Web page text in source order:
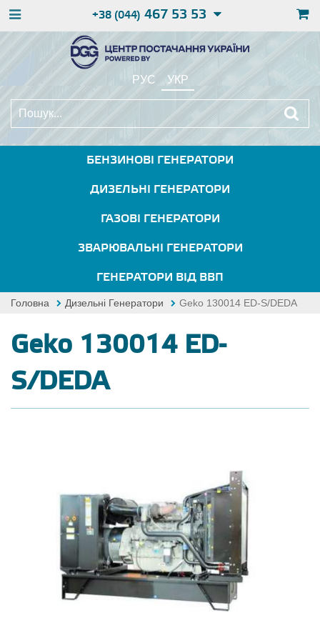
+38 (044) 467 53 53
РУС УКР
БЕНЗИНОВІ ГЕНЕРАТОРИ
ДИЗЕЛЬНІ ГЕНЕРАТОРИ
ГАЗОВІ ГЕНЕРАТОРИ
ЗВАРЮВАЛЬНІ ГЕНЕРАТОРИ
ГЕНЕРАТОРИ ВІД ВВП
Головна Дизельні Генератори Geko 130014 ED-S/DEDA
Geko 130014 ED-
S/DEDA